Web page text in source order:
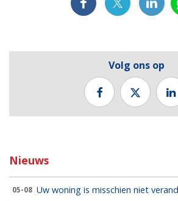
Volg ons op
Nieuws
05-08 Uw woning is misschien niet